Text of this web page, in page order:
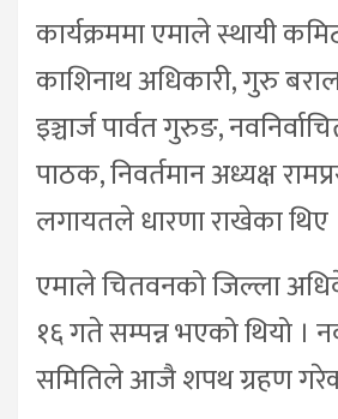
कार्यक्रममा एमाले स्थायी
काशिनाथ अधिकारी, गुरु
इञ्चार्ज पार्वत गुरुङ,
पाठक, निवर्तमान अध्यक्ष
लगायतले धारणा राखेका थिए
एमाले चितवनको जिल्ला
१६ गते सम्पन्न भएको थियो ।
समितिले आजै शपथ ग्रहण